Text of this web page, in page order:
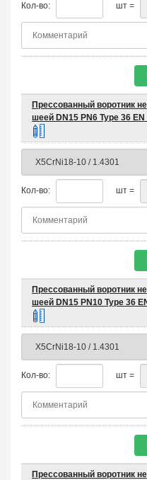
Кол-во: шт =
Прессованный воротник
шеей DN15 PN6 Type 36 EN
Кол-во: шт =
Прессованный воротник
шеей DN15 PN10 Type 36
Кол-во: шт =
Прессованный воротник